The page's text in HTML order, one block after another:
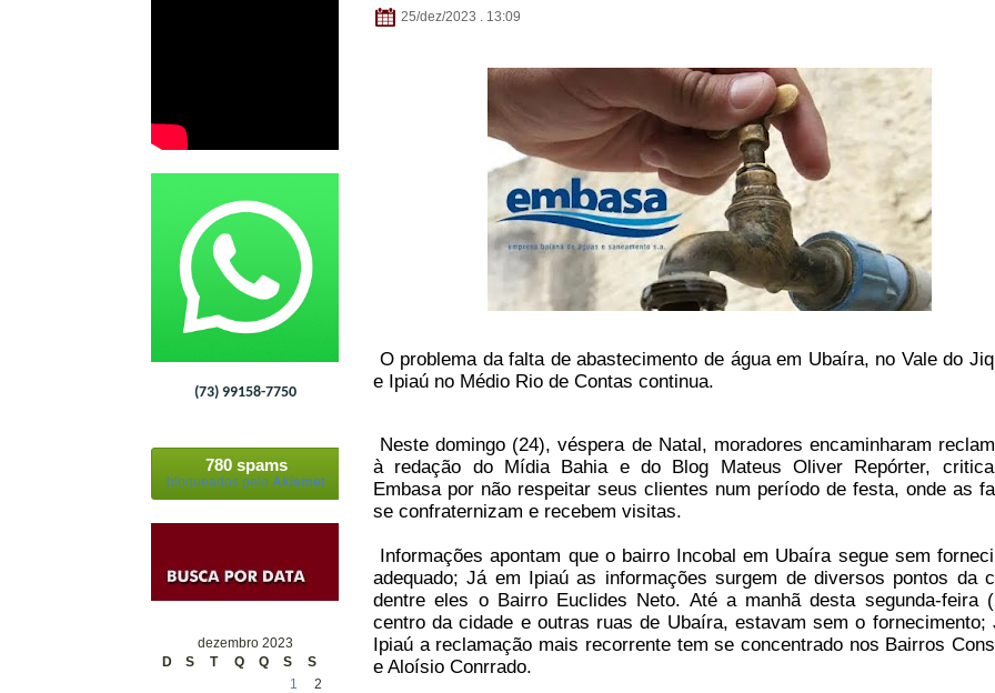
(73) 99158-7750
780 spams
bloqueados pelo Akismet
dezembro 2023
D
S T Q Q S
S
1
2
25/dez/2023 . 13:09
O problema da falta de abastecimento de água em Ubaíra, no Vale do
e Ipiaú no Médio Rio de Contas continua.
Neste domingo (24), véspera de Natal, moradores encaminharam
à redação do Mídia Bahia e do Blog Mateus Oliver Repórter,
Embasa por não respeitar seus clientes num período de festa, onde as
se confraternizam e recebem visitas.
Informações apontam que o bairro Incobal em Ubaíra segue sem
adequado; Já em Ipiaú as informações surgem de diversos pontos da
dentre eles o Bairro Euclides Neto. Até a manhã desta segunda-feira
centro da cidade e outras ruas de Ubaíra, estavam sem o fornecimento;
Ipiaú a reclamação mais recorrente tem se concentrado nos Bairros
e Aloísio Conrrado.